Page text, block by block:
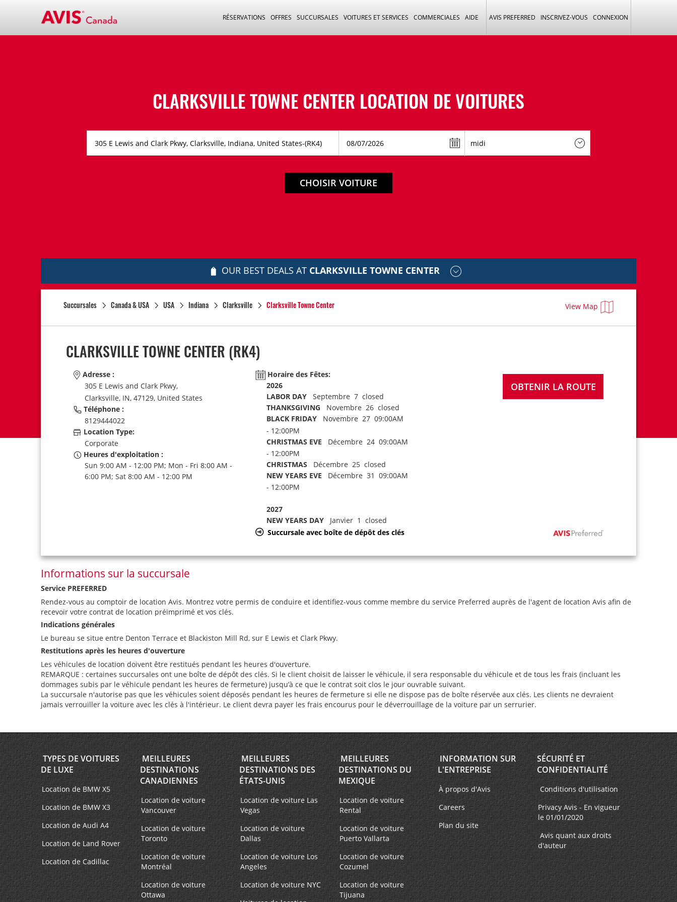
RÉSERVATIONS OFFRES SUCCURSALES VOITURES ET SERVICES COMMERCIALES AIDE AVIS PREFERRED INSCRIVEZ-VOUS CONNEXION
CLARKSVILLE TOWNE CENTER LOCATION DE VOITURES
CHOISIR VOITURE
OUR BEST DEALS AT CLARKSVILLE TOWNE CENTER
Succursales Canada & USA USA Indiana Clarksville Clarksville Towne Center View Map
CLARKSVILLE TOWNE CENTER (RK4)
Adresse :
305 E Lewis and Clark Pkwy,
Clarksville, IN, 47129, United States
Téléphone :
8129444022
Location Type:
Corporate
Heures d'exploitation :
Sun 9:00 AM - 12:00 PM; Mon - Fri 8:00 AM -
6:00 PM; Sat 8:00 AM - 12:00 PM
Horaire des Fêtes:
2026
LABOR DAYSeptembre 7 closed
THANKSGIVING Novembre 26 closed
BLACK FRIDAYNovembre 27 09:00AM
- 12:00PM
CHRISTMAS EVE Décembre 24 09:00AM
- 12:00PM
CHRISTMAS Décembre 25 closed
NEW YEARS EVE Décembre 31 09:00AM
- 12:00PM
2027
NEW YEARS DAYJanvier 1 closed
Succursale avec boîte de dépôt des clés
OBTENIR LA ROUTE
Informations sur la succursale
Service PREFERRED
Rendez-vous au comptoir de location Avis. Montrez votre permis de conduire et identifiez-vous comme membre du service Preferred auprès de l'agent de location Avis afin de
recevoir votre contrat de location préimprimé et vos clés.
Indications générales
Le bureau se situe entre Denton Terrace et Blackiston Mill Rd, sur E Lewis et Clark Pkwy.
Restitutions après les heures d'ouverture
Les véhicules de location doivent être restitués pendant les heures d'ouverture.
REMARQUE : certaines succursales ont une boîte de dépôt des clés. Si le client choisit de laisser le véhicule, il sera responsable du véhicule et de tous les frais (incluant les
dommages subis par le véhicule pendant les heures de fermeture) jusqu’à ce que le contrat soit clos le jour ouvrable suivant.
La succursale n'autorise pas que les véhicules soient déposés pendant les heures de fermeture si elle ne dispose pas de boîte réservée aux clés. Les clients ne devraient
jamais verrouiller la voiture avec les clés à l'intérieur. Le client devra payer les frais encourus pour le déverrouillage de la voiture par un serrurier.
TYPES DE VOITURES
DE LUXE
Location de BMW X5
Location de BMW X3
Location de Audi A4
Location de Land Rover
Location de Cadillac
MEILLEURES
DESTINATIONS
CANADIENNES
Location de voiture
Vancouver
Location de voiture
Toronto
Location de voiture
Montréal
Location de voiture
Ottawa
MEILLEURES
DESTINATIONS DES
ÉTATS-UNIS
Location de voiture Las
Vegas
Location de voiture
Dallas
Location de voiture Los
Angeles
Location de voiture NYC
MEILLEURES
DESTINATIONS DU
MEXIQUE
Location de voiture
Rental
Location de voiture
Puerto Vallarta
Location de voiture
Cozumel
Location de voiture
Tijuana
INFORMATION SUR
L'ENTREPRISE
À propos d'Avis
Careers
Plan du site
SÉCURITÉ ET
CONFIDENTIALITÉ
Conditions d'utilisation
Privacy Avis - En vigueur
le 01/01/2020
Avis quant aux droits
d'auteur